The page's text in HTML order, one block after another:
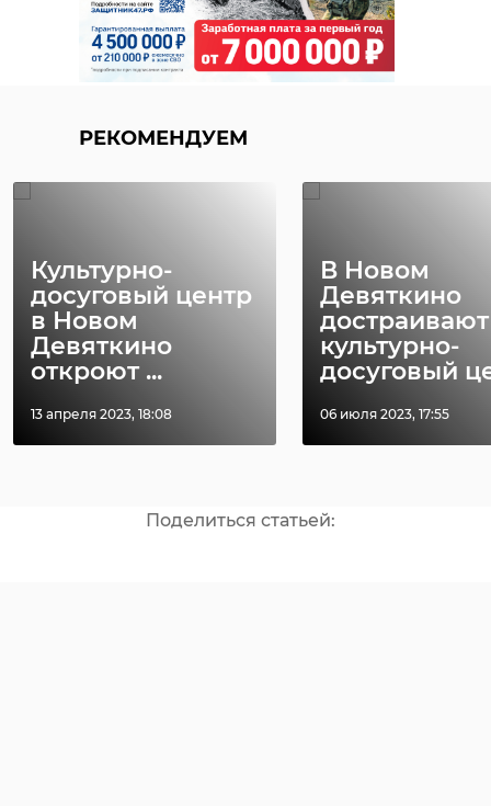
РЕКОМЕНДУЕМ
Культурно-
досуговый центр
в Новом
Девяткино
откроют ...
13 апреля 2023, 18:08
В Новом
Девяткино
достраивают
культурно-
досуговый
06 июля 2023, 17:55
"Водоканал Санкт-Петербурга".
водоканал
спасение тюленей
Поделиться статьей: